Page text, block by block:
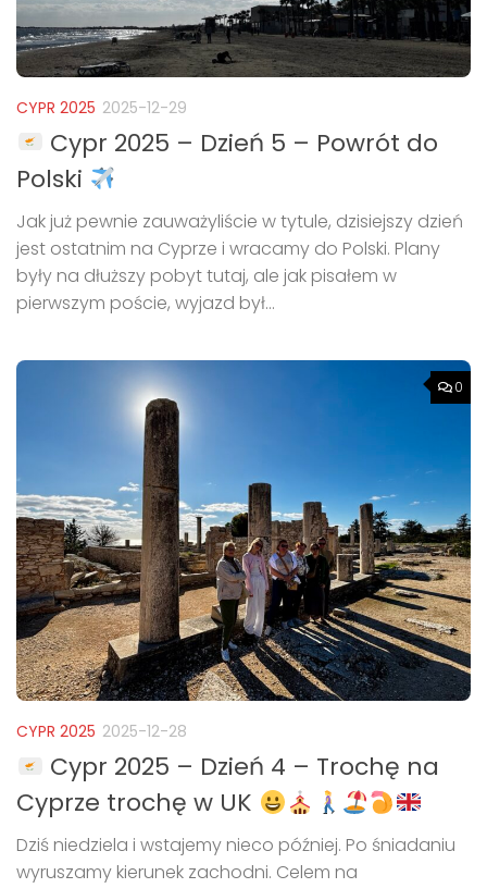
CYPR 2025 2025-12-29
Cypr 2025 – Dzień 5 – Powrót do
Polski
Jak już pewnie zauważyliście w tytule, dzisiejszy dzień
jest ostatnim na Cyprze i wracamy do Polski. Plany
były na dłuższy pobyt tutaj, ale jak pisałem w
pierwszym poście, wyjazd był...
0
CYPR 2025 2025-12-28
Cypr 2025 – Dzień 4 – Trochę na
Cyprze trochę w UK
Dziś niedziela i wstajemy nieco później. Po śniadaniu
wyruszamy kierunek zachodni. Celem na